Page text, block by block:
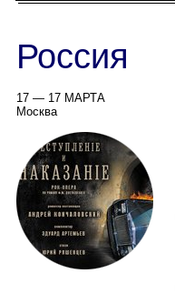
Россия
17 — 17 МАРТА
Москва